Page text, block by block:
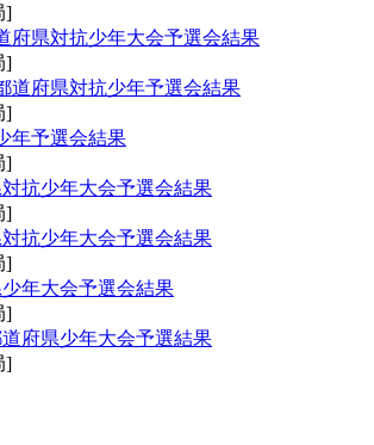
]
府県対抗少年大会予選会結果
]
道府県対抗少年予選会結果
]
年予選会結果
]
抗少年大会予選会結果
]
抗少年大会予選会結果
]
年大会予選会結果
]
府県少年大会予選結果
]